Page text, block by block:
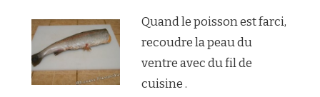
Quand le poisson est farci,
recoudre la peau du
ventre avec du fil de
cuisine .